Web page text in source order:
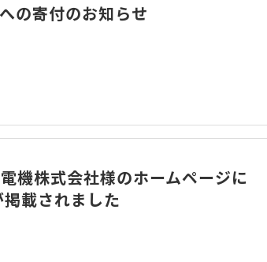
の寄付のお知らせ
機株式会社様のホームページに
載されました